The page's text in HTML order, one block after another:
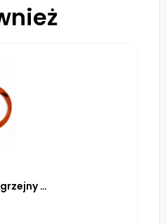
THERMOVAL przewód grzejny TV TS 37 m 629 W